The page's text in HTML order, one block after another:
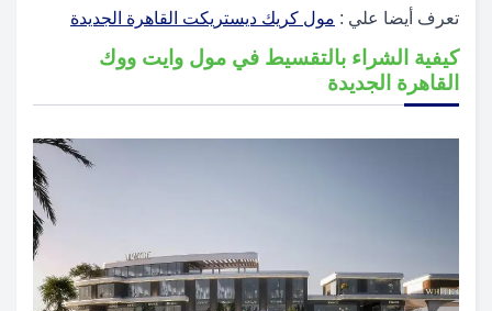
تعرف أيضا علي : مول كريك ديستريكت القاهرة الجديدة
كيفية الشراء بالتقسيط في مول وايت ووك
القاهرة الجديدة